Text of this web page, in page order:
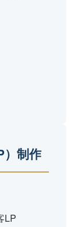
制作
LP